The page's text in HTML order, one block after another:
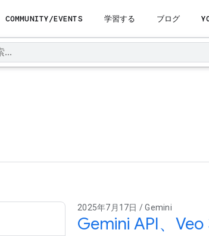
COMMUNITY/EVENTS 学習する ブログ
2025年7月17日 / Gemini
Gemini API、